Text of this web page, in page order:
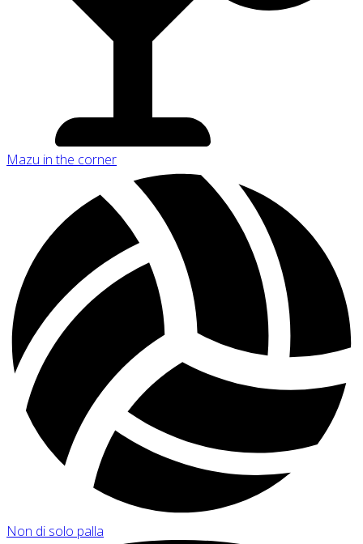
Mazu in the corner
Non di solo palla